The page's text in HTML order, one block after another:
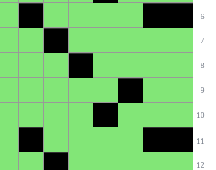
6
7
8
9
10
11
12